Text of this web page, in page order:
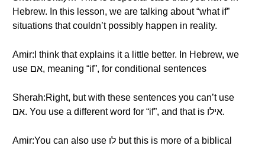
Hebrew. In this lesson, we are talking about “what if”
situations that couldn’t possibly happen in reality.
Amir:I think that explains it a little better. In Hebrew, we
use אם, meaning “if”, for conditional sentences
Sherah:Right, but with these sentences you can’t use
אם. You use a different word for “if”, and that is אילו.
Amir:You can also use לו but this is more of a biblical